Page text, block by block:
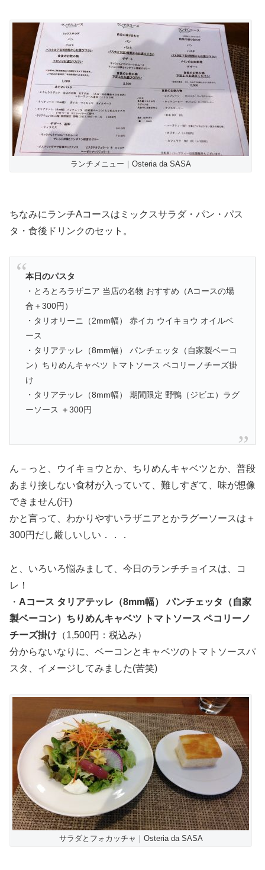
ランチメニュー｜Osteria da SASA
ちなみにランチAコースはミックスサラダ・パン・パス
タ・食後ドリンクのセット。
本日のパスタ
・とろとろラザニア 当店の名物 おすすめ（Aコースの場
合＋300円）
・タリオリーニ（2mm幅） 赤イカ ウイキョウ オイルベ
ース
・タリアテッレ（8mm幅） パンチェッタ（自家製ベーコ
ン）ちりめんキャベツ トマトソース ペコリーノチーズ掛
け
・タリアテッレ（8mm幅） 期間限定 野鴨（ジビエ）ラグ
ーソース ＋300円
ん－っと、ウイキョウとか、ちりめんキャベツとか、普段
あまり接しない食材が入っていて、難しすぎて、味が想像
できません(汗)
かと言って、わかりやすいラザニアとかラグーソースは＋
300円だし厳しいしい．．．
と、いろいろ悩みまして、今日のランチチョイスは、コ
レ！
・ Aコース タリアテッレ（8mm幅） パンチェッタ（自家
製ベーコン）ちりめんキャベツ トマトソース ペコリーノ
チーズ掛け （1,500円：税込み）
分からないなりに、ベーコンとキャベツのトマトソースパ
スタ、イメージしてみました(苦笑)
サラダとフォカッチャ｜Osteria da SASA